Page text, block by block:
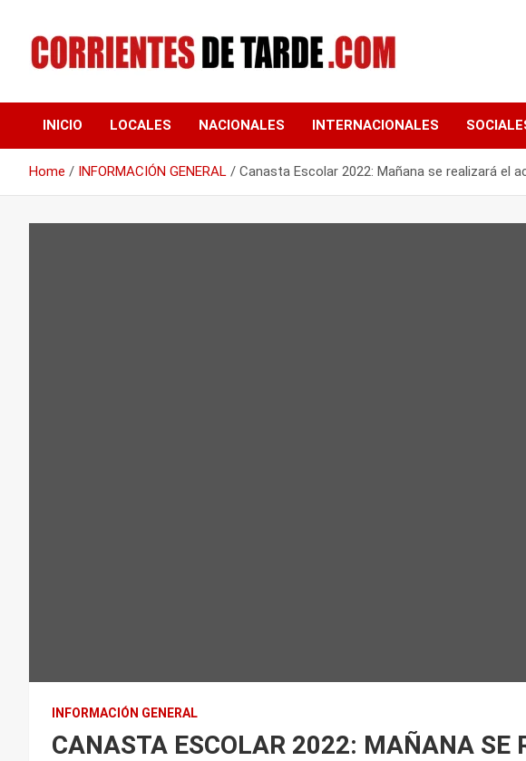
content
CORRIENTES DE
TARDE
INICIO LOCALES NACIONALES INTERNACIONALES
Home INFORMACIÓN GENERAL Canasta Escolar 2022: Mañana se realizará el
INFORMACIÓN GENERAL
CANASTA ESCOLAR 2022: MAÑANA SE